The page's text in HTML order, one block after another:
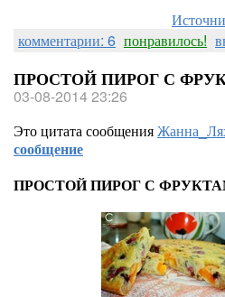
комментарии: 6 понравилось!
ПРОСТОЙ ПИРОГ С
03-08-2014 23:26
Это цитата сообщения
сообщение
ПРОСТОЙ ПИРОГ С